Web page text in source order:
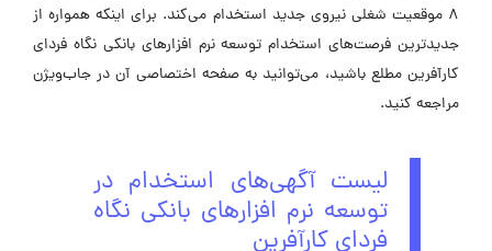
8 موقعیت شغلی نیروی جدید استخدام می‌کند. برای اینکه همواره از
جدیدترین فرصت‌های استخدام توسعه نرم افزارهای بانکی نگاه فردای
کارآفرین مطلع باشید، می‌توانید به صفحه اختصاصی آن در جاب‌ویژن
مراجعه کنید.
لیست آگهی‌های استخدام در
توسعه نرم افزارهای بانکی نگاه
فردای کارآفرین